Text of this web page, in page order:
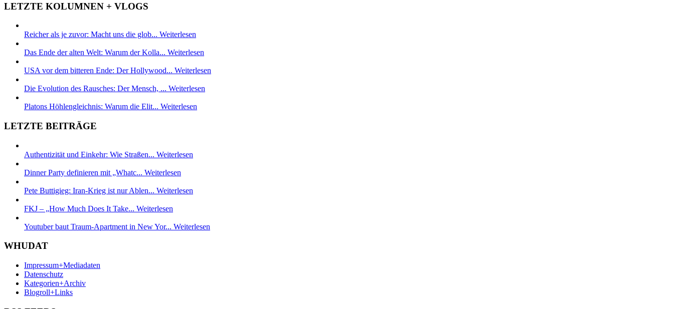
LETZTE KOLUMNEN + VLOGS
Reicher als je zuvor: Macht uns die glob... Weiterlesen
Das Ende der alten Welt: Warum der Kolla... Weiterlesen
USA vor dem bitteren Ende: Der Hollywood... Weiterlesen
Die Evolution des Rausches: Der Mensch, ... Weiterlesen
Platons Höhlengleichnis: Warum die Elit... Weiterlesen
LETZTE BEITRÄGE
Authentizität und Einkehr: Wie Straßen... Weiterlesen
Dinner Party definieren mit „Whatc... Weiterlesen
Pete Buttigieg: Iran-Krieg ist nur Ablen... Weiterlesen
FKJ – „How Much Does It Take... Weiterlesen
Youtuber baut Traum-Apartment in New Yor... Weiterlesen
WHUDAT
Impressum+Mediadaten
Datenschutz
Kategorien+Archiv
Blogroll+Links